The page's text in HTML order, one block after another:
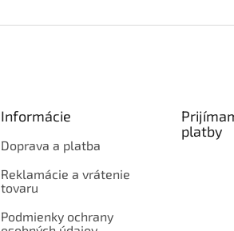
Informácie
Doprava a platba
Reklamácie a vrátenie
tovaru
Podmienky ochrany
platby